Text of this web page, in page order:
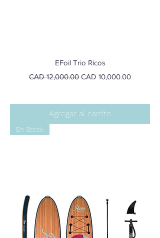
EFoil Trio Ricos
Precio
CAD 12,000.00 Precio de oferta
CAD 10,000.00
Agregar al carrito
En Stock